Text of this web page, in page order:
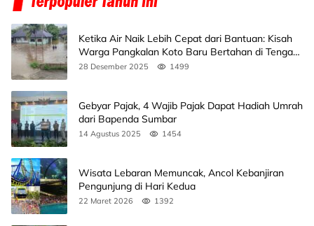
Ketika Air Naik Lebih Cepat dari Bantuan: Kisah
Warga Pangkalan Koto Baru Bertahan di Tengah
Banjir
28 Desember 2025 1499
Gebyar Pajak, 4 Wajib Pajak Dapat Hadiah Umrah
dari Bapenda Sumbar
14 Agustus 2025 1454
Wisata Lebaran Memuncak, Ancol Kebanjiran
Pengunjung di Hari Kedua
22 Maret 2026 1392